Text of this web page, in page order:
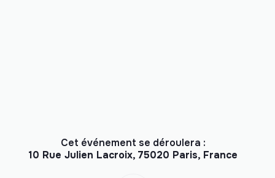
Cet événement se déroulera :
10 Rue Julien Lacroix, 75020 Paris, France